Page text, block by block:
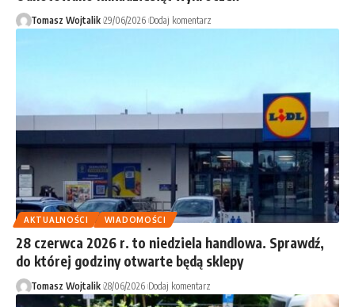
Tomasz Wojtalik 29/06/2026 Dodaj komentarz
AKTUALNOŚCI WIADOMOŚCI
28 czerwca 2026 r. to niedziela handlowa. Sprawdź,
do której godziny otwarte będą sklepy
Tomasz Wojtalik 28/06/2026 Dodaj komentarz